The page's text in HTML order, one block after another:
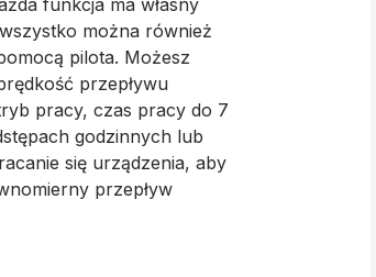
można również
pilota. Możesz
przepływu
pracy, czas pracy do 7
godzinnych lub
się urządzenia, aby
przepływ